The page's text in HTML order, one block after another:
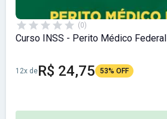
(0)
Curso INSS - Perito Médico Federal
12x deR$ 24,75 53% OFF